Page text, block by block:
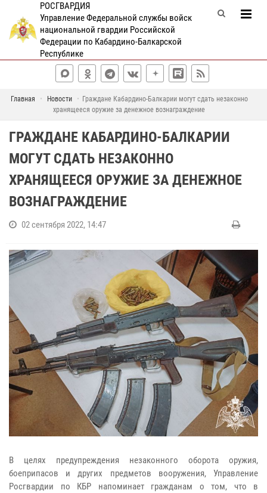
РОСГВАРДИЯ
Управление Федеральной службы войск
национальной гвардии Российской
Федерации по Кабардино-Балкарской
Республике
Главная Новости
Граждане Кабардино-Балкарии могут сдать незаконно
хранящееся оружие за денежное вознаграждение
ГРАЖДАНЕ КАБАРДИНО-БАЛКАРИИ
МОГУТ СДАТЬ НЕЗАКОННО
ХРАНЯЩЕЕСЯ ОРУЖИЕ ЗА ДЕНЕЖНОЕ
ВОЗНАГРАЖДЕНИЕ
02 сентября 2022, 14:47
В целях предупреждения незаконного оборота оружия,
боеприпасов и других предметов вооружения, Управление
Росгвардии по КБР напоминает гражданам о том, что в